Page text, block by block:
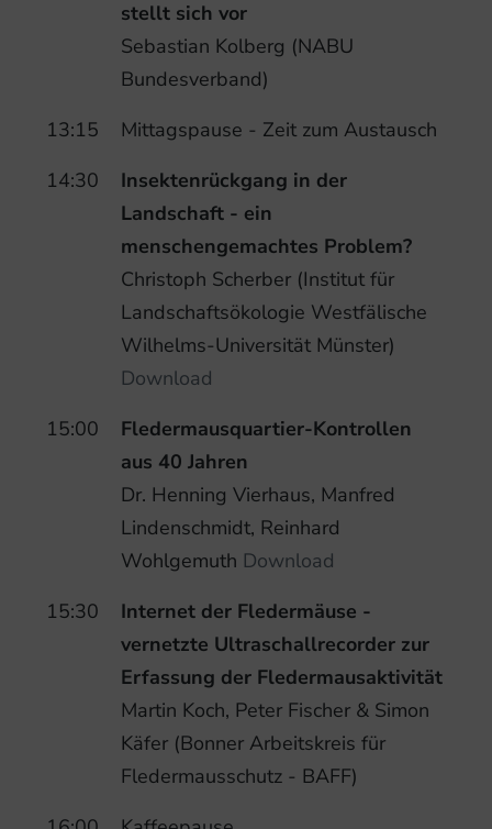
stellt sich vor
Sebastian Kolberg (NABU
Bundesverband)
13:15
Mittagspause - Zeit zum Austausch
14:30
Insektenrückgang in der
Landschaft - ein
menschengemachtes Problem?
Christoph Scherber (Institut für
Landschaftsökologie Westfälische
Wilhelms-Universität Münster)
Download
15:00
Fledermausquartier-Kontrollen
aus 40 Jahren
Dr. Henning Vierhaus, Manfred
Lindenschmidt, Reinhard
Wohlgemuth Download
15:30
Internet der Fledermäuse -
vernetzte Ultraschallrecorder zur
Erfassung der Fledermausaktivität
Martin Koch, Peter Fischer & Simon
Käfer (Bonner Arbeitskreis für
Fledermausschutz - BAFF)